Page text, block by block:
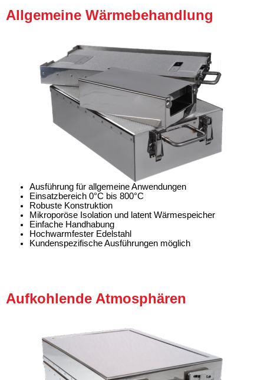
Allgemeine Wärmebehandlung
Ausführung für allgemeine Anwendungen
Einsatzbereich 0°C bis 800°C
Robuste Konstruktion
Mikroporöse Isolation und latent Wärmespeicher
Einfache Handhabung
Hochwarmfester Edelstahl
Kundenspezifische Ausführungen möglich
Aufkohlende Atmosphären